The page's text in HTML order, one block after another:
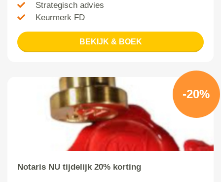
Strategisch advies
Keurmerk FD
BEKIJK & BOEK
-20%
Notaris NU tijdelijk 20% korting